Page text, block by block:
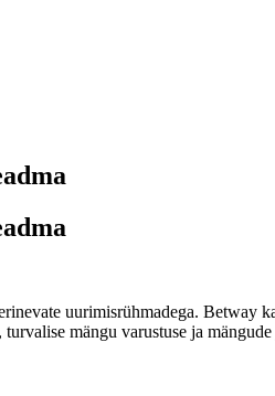
uurimisrühmadega. Betway
mängu varustuse ja